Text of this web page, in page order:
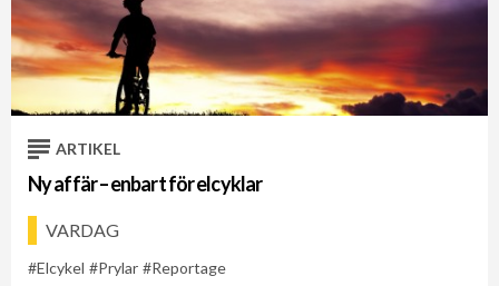
ARTIKEL
Ny affär – enbart för elcyklar
VARDAG
Elcykel Prylar Reportage